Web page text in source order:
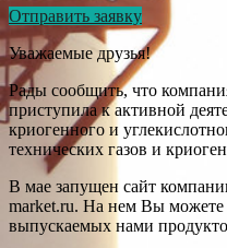
Отправить заявку
Уважаемые друзья!
Рады сообщить, что
приступила к активной
криогенного и
технических газов и
В мае запущен сайт
market.ru. На нем Вы можете
выпускаемых нами